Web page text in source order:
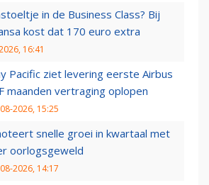
in de Business Class? Bij
kost dat 170 euro extra
16:41
Pacific ziet levering eerste Airbus
maanden vertraging oplopen
2026, 15:25
snelle groei in kwartaal met
oorlogsgeweld
2026, 14:17